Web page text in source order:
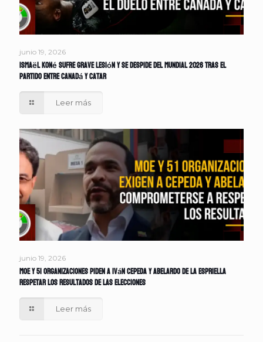
junio 19, 2026
Ismaël Koné sufre grave lesión y se despide del Mundial 2026 tras el
partido entre Canadá y Catar
Leer más
junio 19, 2026
MOE y 51 organizaciones piden a Iván Cepeda y Abelardo de la Espriella
respetar los resultados de las elecciones
Leer más